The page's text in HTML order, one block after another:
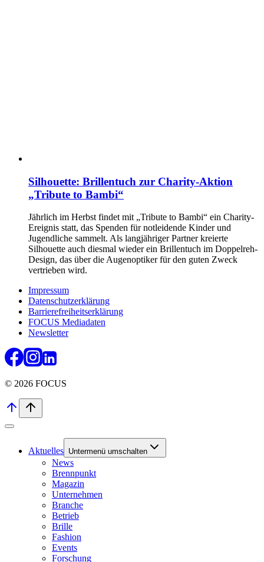
Silhouette: Brillentuch zur Charity-Aktion
„Tribute to Bambi“
Jährlich im Herbst findet mit „Tribute to Bambi“ ein Charity-
Ereignis statt, das Spenden für notleidende Kinder und
Jugendliche sammelt. Als langjähriger Partner kreierte
Silhouette auch diesmal wieder ein Brillentuch im Doppelreh-
Design, das über die Augenoptiker für den guten Zweck
vertrieben wird.
Impressum
Datenschutzerklärung
Barrierefreiheitserklärung
FOCUS Mediadaten
Newsletter
© 2026 FOCUS
Aktuelles Untermenü umschalten
News
Brennpunkt
Magazin
Unternehmen
Branche
Betrieb
Brille
Fashion
Events
Forschung